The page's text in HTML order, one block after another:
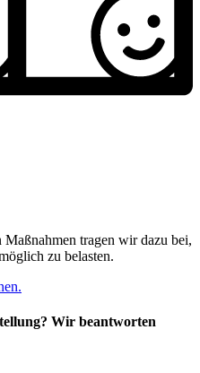
tragen wir dazu bei,
zu belasten.
Wir beantworten